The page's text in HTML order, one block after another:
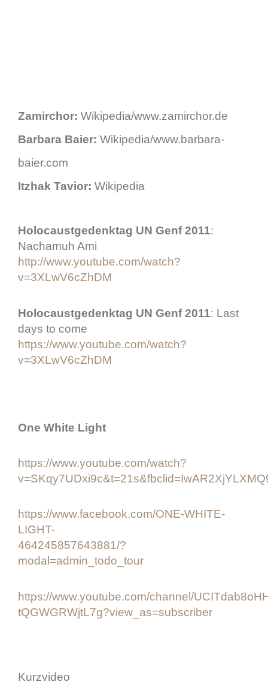
Zamirchor: Wikipedia/www.zamirchor.de
Barbara Baier: Wikipedia/www.barbara-
baier.com
Itzhak Tavior: Wikipedia
Holocaustgedenktag UN Genf 2011:
Nachamuh Ami
http://www.youtube.com/watch?
v=3XLwV6cZhDM
Holocaustgedenktag UN Genf 2011: Last
days to come
https://www.youtube.com/watch?
v=3XLwV6cZhDM
One White Light
https://www.youtube.com/watch?
https://www.facebook.com/ONE-WHITE-
LIGHT-
464245857643881/?
modal=admin_todo_tour
https://www.youtube.com/channel/
tQGWGRWjtL7g?view_as=subscriber
Kurzvideo